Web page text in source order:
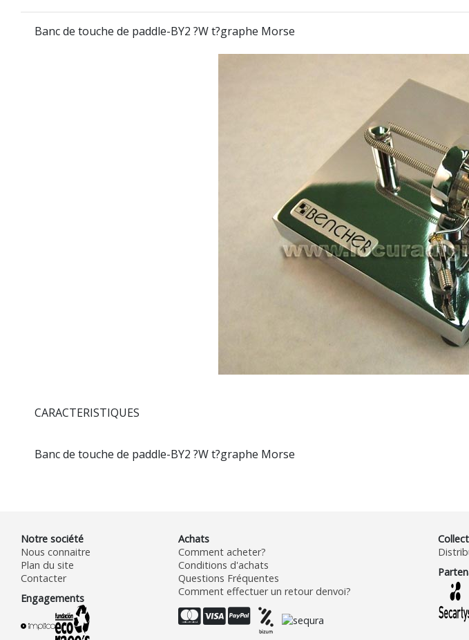
Banc de touche de paddle-BY2 ?W t?graphe Morse
CARACTERISTIQUES
Banc de touche de paddle-BY2 ?W t?graphe Morse
Notre société
Nous connaitre
Plan du site
Contacter
Engagements
Achats
Comment acheter?
Conditions d'achats
Questions Fréquentes
Comment effectuer un retour denvoi?